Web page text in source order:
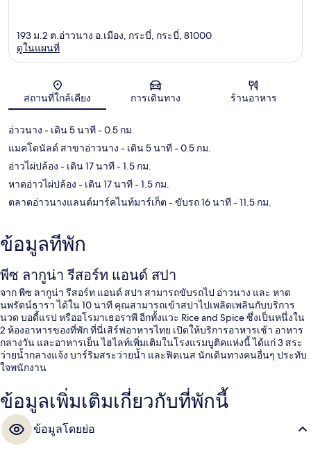
แผนที่
193 ม.2 ต.อ่าวนาง อ.เมือง, กระบี่, กระบี่, 81000
ดูในแผนที่
สถานที่ใกล้เคียง การเดินทาง ร้านอาหาร
อ่าวนาง - เดิน 5 นาที- 0.5 กม.
แมคโดนัลด์ สาขาอ่าวนาง - เดิน 5 นาที- 0.5 กม.
อ่าวไผ่ปล้อง - เดิน 17 นาที- 1.5 กม.
หาดอ่าวไผ่ปล้อง - เดิน 17 นาที- 1.5 กม.
ตลาดอ่าวนางแลนด์มาร์คไนท์มาร์เก็ต - ขับรถ 16 นาที- 11.5 กม.
ข้อมูลที่พัก
พีซ ลากูน่า รีสอร์ท แอนด์ สปา
จาก พีซ ลากูน่า รีสอร์ท แอนด์ สปา สามารถขับรถไป อ่าวนาง และ หาด
นพรัตน์ธารา ได้ใน 10 นาที คุณสามารถเข้าสปาไปเพลิดเพลินกับบริการ
นวด บอดี้แรป หรืออโรมาเธอราพี อีกทั้งแวะ Rice and Spice ซึ่งเป็นหนึ่งใน
2 ห้องอาหารของที่พัก ที่นี่เสิร์ฟอาหารไทย เปิดให้บริการอาหารเช้า อาหาร
กลางวัน และอาหารเย็น ไฮไลท์เพิ่มเติมในโรงแรมบูติคแห่งนี้ ได้แก่ 3 สระ
ว่ายน้ำกลางแจ้ง บาร์ริมสระว่ายน้ำ และฟิตเนส นักเดินทางคนอื่นๆ ประทับ
ใจพนักงาน
ข้อมูลเพิ่มเติมเกี่ยวกับที่พักนี้
ข้อมูลโดยย่อ